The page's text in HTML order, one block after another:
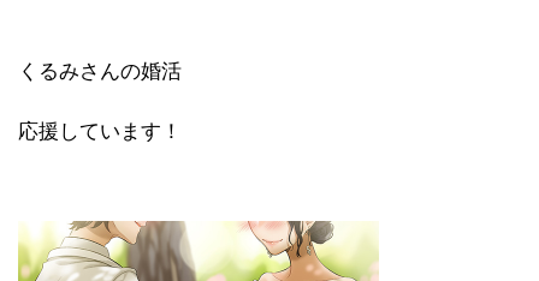
くるみさんの婚活
応援しています！